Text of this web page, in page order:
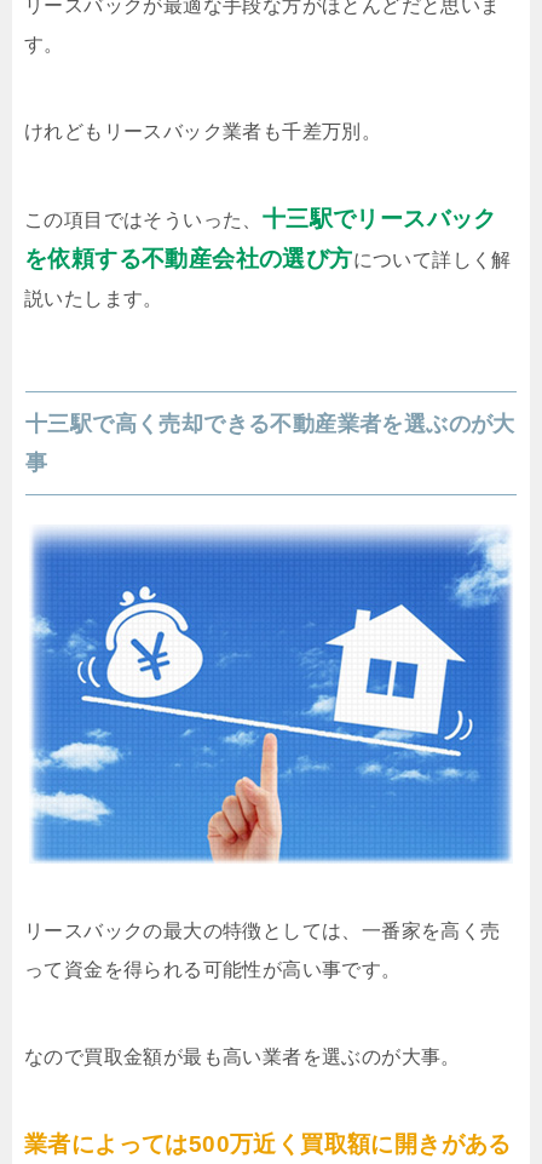
リースバックが最適な手段な方がほとんどだと思いま
す。
けれどもリースバック業者も千差万別。
この項目ではそういった、 十三駅でリースバック
を依頼する不動産会社の選び方について詳しく解
説いたします。
十三駅で高く売却できる不動産業者を選ぶのが大
事
リースバックの最大の特徴としては、一番家を高く売
って資金を得られる可能性が高い事です。
なので買取金額が最も高い業者を選ぶのが大事。
業者によっては500万近く買取額に開きがある